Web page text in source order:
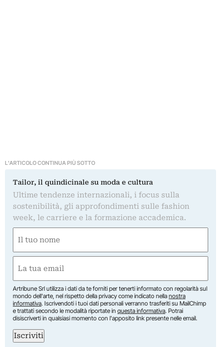
L'ARTICOLO CONTINUA PIÙ SOTTO
Tailor, il quindicinale su moda e cultura
Ultime tendenze internazionali, i focus sulla
sostenibilità, gli approfondimenti sulle fashion
week, le carriere e la formazione accademica.
(Required)
First
(Required)
Artribune Srl utilizza i dati da te forniti per tenerti informato con regolarità sul
mondo dell'arte, nel rispetto della privacy come indicato nella nostra
informativa. Iscrivendoti i tuoi dati personali verranno trasferiti su MailChimp
e trattati secondo le modalità riportate in questa informativa. Potrai
disiscriverti in qualsiasi momento con l'apposito link presente nelle email.
Iscriviti